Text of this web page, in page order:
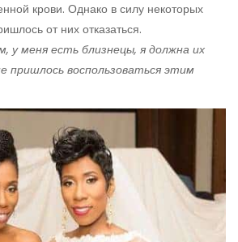
крови. Однако в силу некоторых
от них отказаться.
у меня есть близнецы, я должна их
пришлось воспользоваться этим